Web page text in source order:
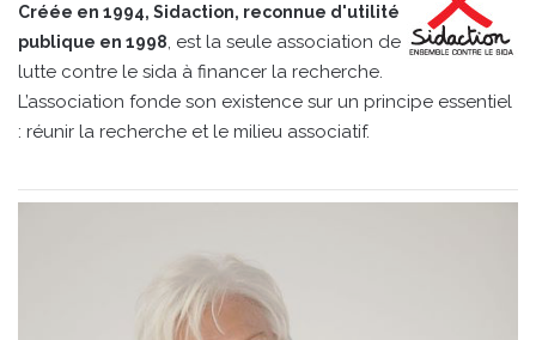
Créée en 1994, Sidaction, reconnue d'utilité
publique en 1998, est la seule association de
lutte contre le sida à financer la recherche.
L’association fonde son existence sur un principe essentiel
: réunir la recherche et le milieu associatif.